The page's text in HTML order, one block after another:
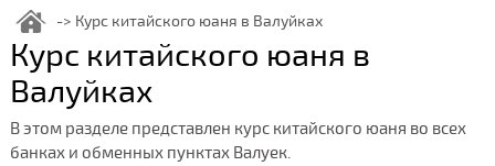
курс от
Выберите
действие: Продать Купить
Поиск
Курс китайского юаня в Валуйках
Курс китайского юаня в
Валуйках
В этом разделе представлен курс китайского юаня во всех
банках и обменных пунктах Валуек.